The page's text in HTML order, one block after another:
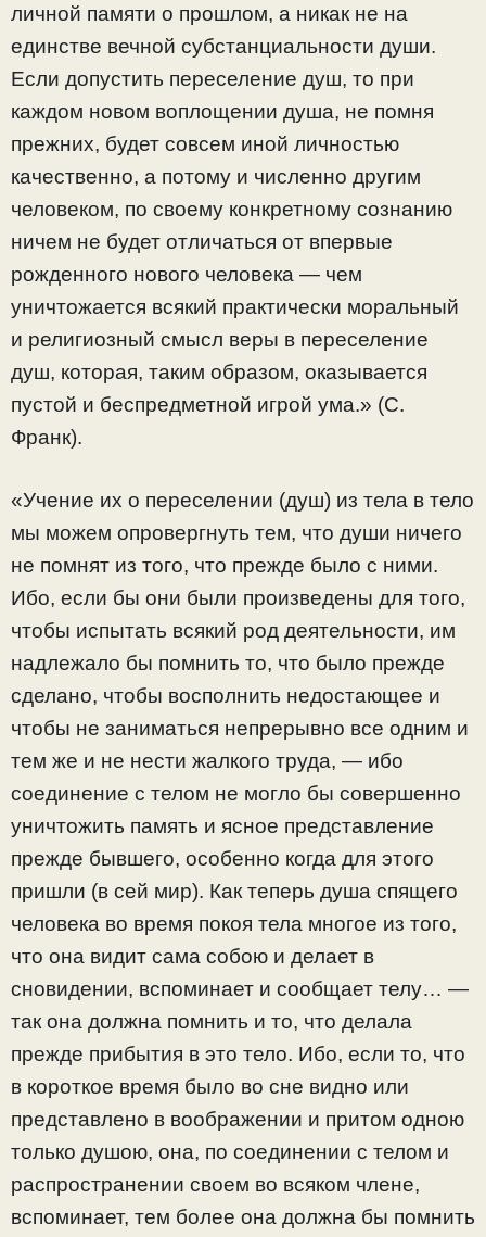
личной памяти о прошлом, а никак не на
единстве вечной субстанциальности души.
Если допустить переселение душ, то при
каждом новом воплощении душа, не помня
прежних, будет совсем иной личностью
качественно, а потому и численно другим
человеком, по своему конкретному сознанию
ничем не будет отличаться от впервые
рожденного нового человека — чем
уничтожается всякий практически моральный
и религиозный смысл веры в переселение
душ, которая, таким образом, оказывается
пустой и беспредметной игрой ума.» (С.
Франк).
«Учение их о переселении (душ) из тела в тело
мы можем опровергнуть тем, что души ничего
не помнят из того, что прежде было с ними.
Ибо, если бы они были произведены для того,
чтобы испытать всякий род деятельности, им
надлежало бы помнить то, что было прежде
сделано, чтобы восполнить недостающее и
чтобы не заниматься непрерывно все одним и
тем же и не нести жалкого труда, — ибо
соединение с телом не могло бы совершенно
уничтожить память и ясное представление
прежде бывшего, особенно когда для этого
пришли (в сей мир). Как теперь душа спящего
человека во время покоя тела многое из того,
что она видит сама собою и делает в
сновидении, вспоминает и сообщает телу… —
так она должна помнить и то, что делала
прежде прибытия в это тело. Ибо, если то, что
в короткое время было во сне видно или
представлено в воображении и притом одною
только душою, она, по соединении с телом и
распространении своем во всяком члене,
вспоминает, тем более она должна бы помнить